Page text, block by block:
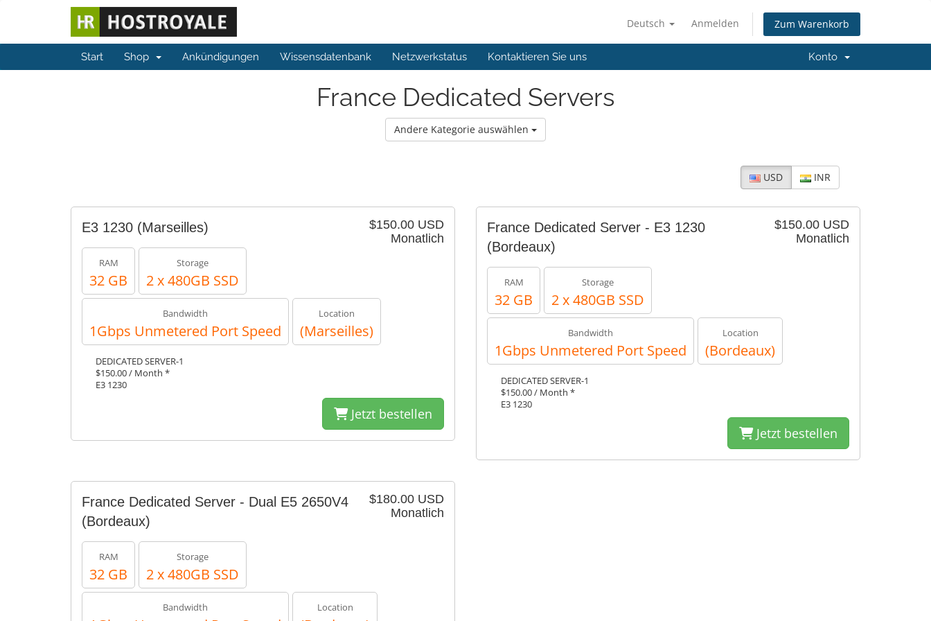
Deutsch Anmelden Zum Warenkorb
Start Shop Ankündigungen Wissensdatenbank Netzwerkstatus Kontaktieren Sie uns Konto
France Dedicated Servers
Andere Kategorie auswählen
USD INR
$150.00 USD
Monatlich
E3 1230 (Marseilles)
RAM
32 GB
Storage
2 x 480GB SSD
Bandwidth
1Gbps Unmetered Port Speed
Location
(Marseilles)
DEDICATED SERVER-1
$150.00 / Month *
E3 1230
Jetzt bestellen
$150.00 USD
Monatlich
France Dedicated Server - E3 1230
(Bordeaux)
RAM
32 GB
Storage
2 x 480GB SSD
Bandwidth
1Gbps Unmetered Port Speed
Location
(Bordeaux)
DEDICATED SERVER-1
$150.00 / Month *
E3 1230
Jetzt bestellen
$180.00 USD
Monatlich
France Dedicated Server - Dual E5 2650V4
(Bordeaux)
RAM
32 GB
Storage
2 x 480GB SSD
Bandwidth Location